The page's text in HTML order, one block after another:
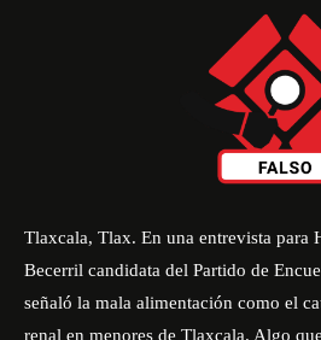
Tlaxcala, Tlax. En una entrevista para
Becerril candidata del Partido de
señaló la mala alimentación como el
renal en menores de Tlaxcala. Algo